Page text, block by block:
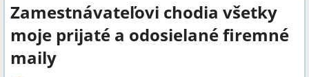
Zamestnávateľovi chodia všetky
moje prijaté a odosielané firemné
maily